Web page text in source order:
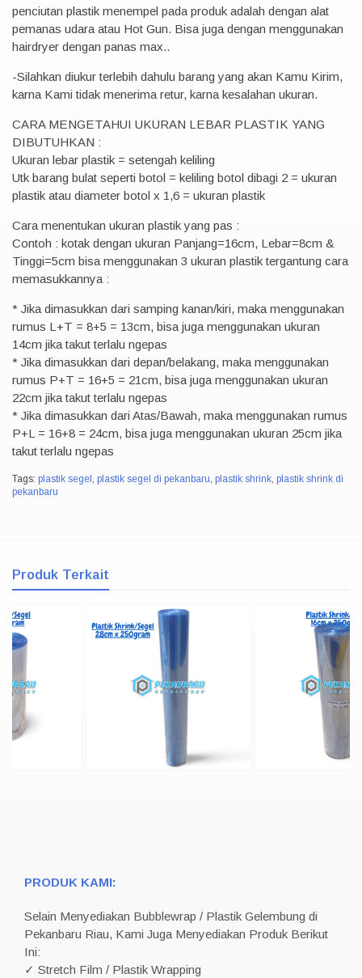
penciutan plastik menempel pada produk adalah dengan alat
pemanas udara atau Hot Gun. Bisa juga dengan menggunakan
hairdryer dengan panas max..
-Silahkan diukur terlebih dahulu barang yang akan Kamu Kirim,
karna Kami tidak menerima retur, karna kesalahan ukuran.
CARA MENGETAHUI UKURAN LEBAR PLASTIK YANG
DIBUTUHKAN :
Ukuran lebar plastik = setengah keliling
Utk barang bulat seperti botol = keliling botol dibagi 2 = ukuran
plastik atau diameter botol x 1,6 = ukuran plastik
Cara menentukan ukuran plastik yang pas :
Contoh : kotak dengan ukuran Panjang=16cm, Lebar=8cm &
Tinggi=5cm bisa menggunakan 3 ukuran plastik tergantung cara
memasukkannya :
* Jika dimasukkan dari samping kanan/kiri, maka menggunakan
rumus L+T = 8+5 = 13cm, bisa juga menggunakan ukuran
14cm jika takut terlalu ngepas
* Jika dimasukkan dari depan/belakang, maka menggunakan
rumus P+T = 16+5 = 21cm, bisa juga menggunakan ukuran
22cm jika takut terlalu ngepas
* Jika dimasukkan dari Atas/Bawah, maka menggunakan rumus
P+L = 16+8 = 24cm, bisa juga menggunakan ukuran 25cm jika
takut terlalu ngepas
Tags: plastik segel , plastik segel di pekanbaru, plastik shrink, plastik shrink di
pekanbaru
Produk Terkait
PRODUK KAMI:
Selain Menyediakan Bubblewrap / Plastik Gelembung di
Pekanbaru Riau, Kami Juga Menyediakan Produk Berikut
Ini:
✓ Stretch Film / Plastik Wrapping